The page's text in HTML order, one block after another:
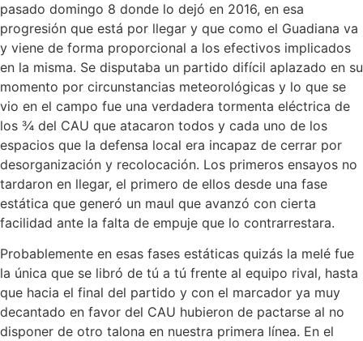
pasado domingo 8 donde lo dejó en 2016, en esa
progresión que está por llegar y que como el Guadiana va
y viene de forma proporcional a los efectivos implicados
en la misma. Se disputaba un partido difícil aplazado en su
momento por circunstancias meteorológicas y lo que se
vio en el campo fue una verdadera tormenta eléctrica de
los ¾ del CAU que atacaron todos y cada uno de los
espacios que la defensa local era incapaz de cerrar por
desorganización y recolocación. Los primeros ensayos no
tardaron en llegar, el primero de ellos desde una fase
estática que generó un maul que avanzó con cierta
facilidad ante la falta de empuje que lo contrarrestara.
Probablemente en esas fases estáticas quizás la melé fue
la única que se libró de tú a tú frente al equipo rival, hasta
que hacia el final del partido y con el marcador ya muy
decantado en favor del CAU hubieron de pactarse al no
disponer de otro talona en nuestra primera línea. En el